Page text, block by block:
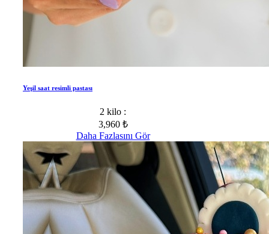
Yeşil saat resimli pastası
2 kilo :
3,960 ₺
Daha Fazlasını Gör